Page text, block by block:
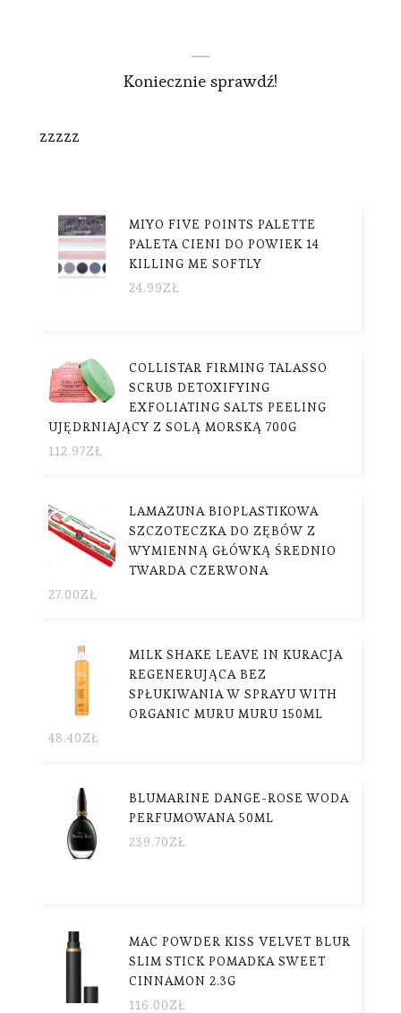
Koniecznie sprawdź!
zzzzz
MIYO FIVE POINTS PALETTE
PALETA CIENI DO POWIEK 14
KILLING ME SOFTLY
24.99ZŁ
COLLISTAR FIRMING TALASSO
SCRUB DETOXIFYING
EXFOLIATING SALTS PEELING
UJĘDRNIAJĄCY Z SOLĄ MORSKĄ 700G
112.97ZŁ
LAMAZUNA BIOPLASTIKOWA
SZCZOTECZKA DO ZĘBÓW Z
WYMIENNĄ GŁÓWKĄ ŚREDNIO
TWARDA CZERWONA
27.00ZŁ
MILK SHAKE LEAVE IN KURACJA
REGENERUJĄCA BEZ
SPŁUKIWANIA W SPRAYU WITH
ORGANIC MURU MURU 150ML
48.40ZŁ
BLUMARINE DANGE-ROSE WODA
PERFUMOWANA 50ML
239.70ZŁ
MAC POWDER KISS VELVET BLUR
SLIM STICK POMADKA SWEET
CINNAMON 2.3G
116.00ZŁ